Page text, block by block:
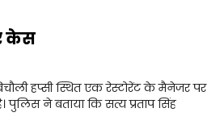
केस
हप्सी स्थित एक रेस्टोरेंट के मैनेजर पर
पुलिस ने बताया कि सत्य प्रताप सिंह